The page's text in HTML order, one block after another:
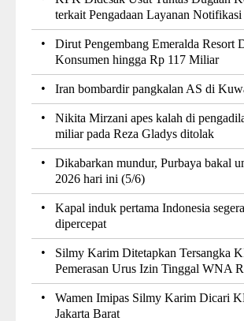
terkait Pengadaan Layanan Notifikasi
•
Dirut Pengembang Emeralda Resort
Konsumen hingga Rp 117 Miliar
• Iran bombardir pangkalan AS di
•
Nikita Mirzani apes kalah di
miliar pada Reza Gladys ditolak
•
Dikabarkan mundur, Purbaya bakal
2026 hari ini (5/6)
•
Kapal induk pertama Indonesia
dipercepat
•
Silmy Karim Ditetapkan Tersangka
Pemerasan Urus Izin Tinggal WNA
•
Wamen Imipas Silmy Karim Dicari
Jakarta Barat